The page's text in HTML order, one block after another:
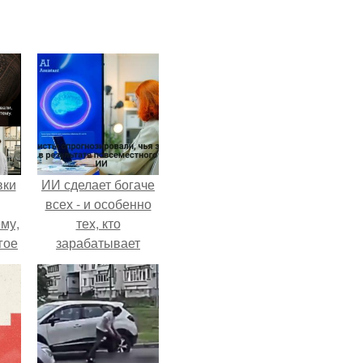
ИИ сделает богаче
всех - и особенно
тех, кто
зарабатывает
меньше всего.